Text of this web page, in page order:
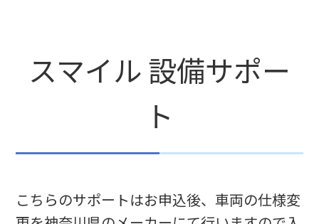
スマイル 設備サポー
ト
こちらのサポートはお申込後、車両の仕様変